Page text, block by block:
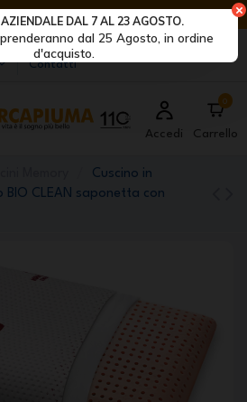
DI SCONTI: AFFRETTATI! >
di materassi, cuscini e reti
Contatti
Accedi
0
Carrello
Cuscino in
BIO CLEAN saponetta con
dal 25 Agosto, in ordine
d'acquisto.
DAL 7 AL 23 AGOSTO.